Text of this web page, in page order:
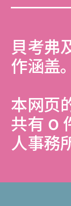
貝考弗
作涵盖。
本网页
共有 0
人事務